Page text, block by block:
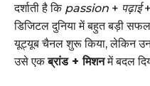
दर्शाती है कि passion + पढ़ाई+
डिजिटल दुनिया में बहुत बड़ी
यूट्यूब चैनल शुरू किया, लेकिन
उसे एकब्रांड + मिशनमें बदल